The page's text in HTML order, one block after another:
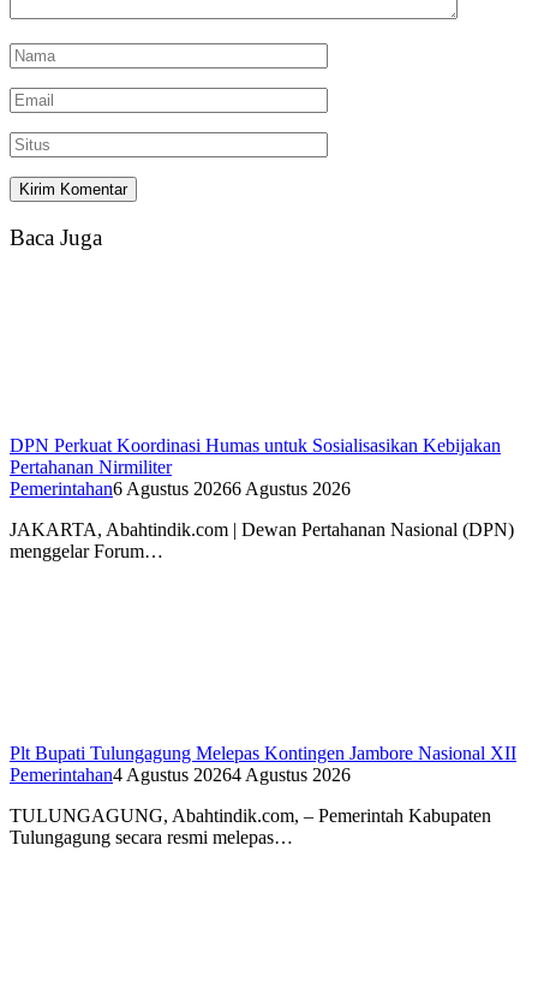
Baca Juga
DPN Perkuat Koordinasi Humas untuk Sosialisasikan Kebijakan
Pertahanan Nirmiliter
Pemerintahan6 Agustus 20266 Agustus 2026
JAKARTA, Abahtindik.com | Dewan Pertahanan Nasional (DPN)
menggelar Forum…
Plt Bupati Tulungagung Melepas Kontingen Jambore Nasional XII
Pemerintahan4 Agustus 20264 Agustus 2026
TULUNGAGUNG, Abahtindik.com, – Pemerintah Kabupaten
Tulungagung secara resmi melepas…